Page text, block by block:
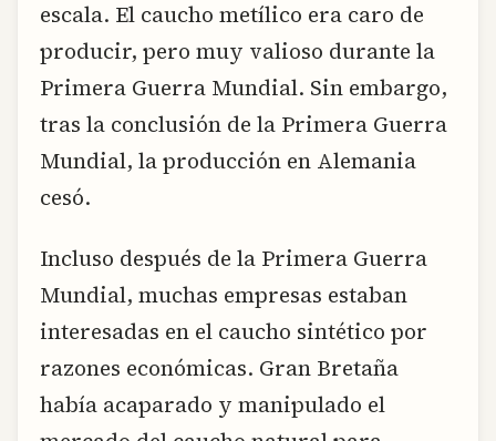
escala. El caucho metílico era caro de
producir, pero muy valioso durante la
Primera Guerra Mundial. Sin embargo,
tras la conclusión de la Primera Guerra
Mundial, la producción en Alemania
cesó.
Incluso después de la Primera Guerra
Mundial, muchas empresas estaban
interesadas en el caucho sintético por
razones económicas. Gran Bretaña
había acaparado y manipulado el